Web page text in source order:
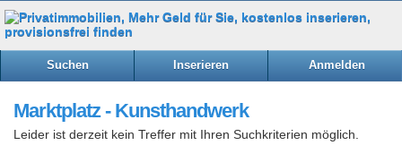
Suchen Inserieren Anmelden
Marktplatz - Kunsthandwerk
Leider ist derzeit kein Treffer mit Ihren Suchkriterien möglich.